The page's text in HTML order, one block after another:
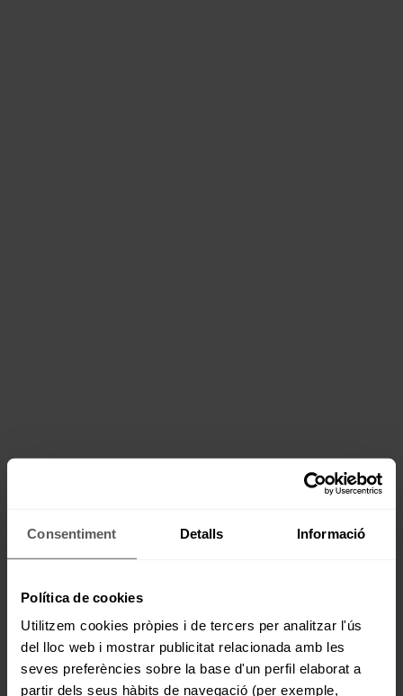
Consentiment Detalls Informació
Política de cookies
Utilitzem cookies pròpies i de tercers per analitzar l'ús
del lloc web i mostrar publicitat relacionada amb les
seves preferències sobre la base d'un perfil elaborat a
partir dels seus hàbits de navegació (per exemple,